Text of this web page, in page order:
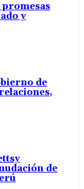
promesas
y
de
de